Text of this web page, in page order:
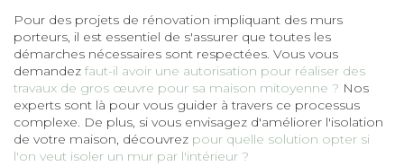
Pour des projets de rénovation impliquant des murs
porteurs, il est essentiel de s'assurer que toutes les
démarches nécessaires sont respectées. Vous vous
demandez faut-il avoir une autorisation pour réaliser des
travaux de gros œuvre pour sa maison mitoyenne ? Nos
experts sont là pour vous guider à travers ce processus
complexe. De plus, si vous envisagez d'améliorer l'isolation
de votre maison, découvrez pour quelle solution opter si
l'on veut isoler un mur par l'intérieur ?